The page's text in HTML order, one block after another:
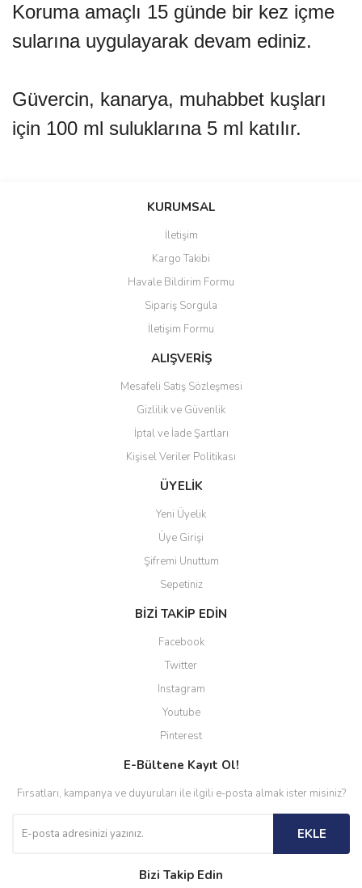
Koruma amaçlı 15 günde bir kez içme
sularına uygulayarak devam ediniz.
Güvercin, kanarya, muhabbet kuşları
için 100 ml suluklarına 5 ml katılır.
Bu ürüne ilk yorumu siz yapın!
Ürün resmi kalitesiz, bozuk veya görüntülenemiyor.
Ürün açıklamasında eksik bilgiler bulunuyor.
Ürün bilgilerinde hatalar bulunuyor.
Ürün fiyatı diğer sitelerden daha pahalı.
Bu ürüne benzer farklı alternatifler olmalı.
Gönder
KURUMSAL
İletişim
Kargo Takibi
Havale Bildirim Formu
Sipariş Sorgula
İletişim Formu
ALIŞVERİŞ
Mesafeli Satış Sözleşmesi
Gizlilik ve Güvenlik
İptal ve İade Şartları
Kişisel Veriler Politikası
ÜYELİK
Yeni Üyelik
Üye Girişi
Şifremi Unuttum
Sepetiniz
BİZİ TAKİP EDİN
Facebook
Twitter
Instagram
Youtube
Pinterest
E-Bültene Kayıt Ol!
Fırsatları, kampanya ve duyuruları ile ilgili e-posta almak ister misiniz?
EKLE
Bizi Takip Edin